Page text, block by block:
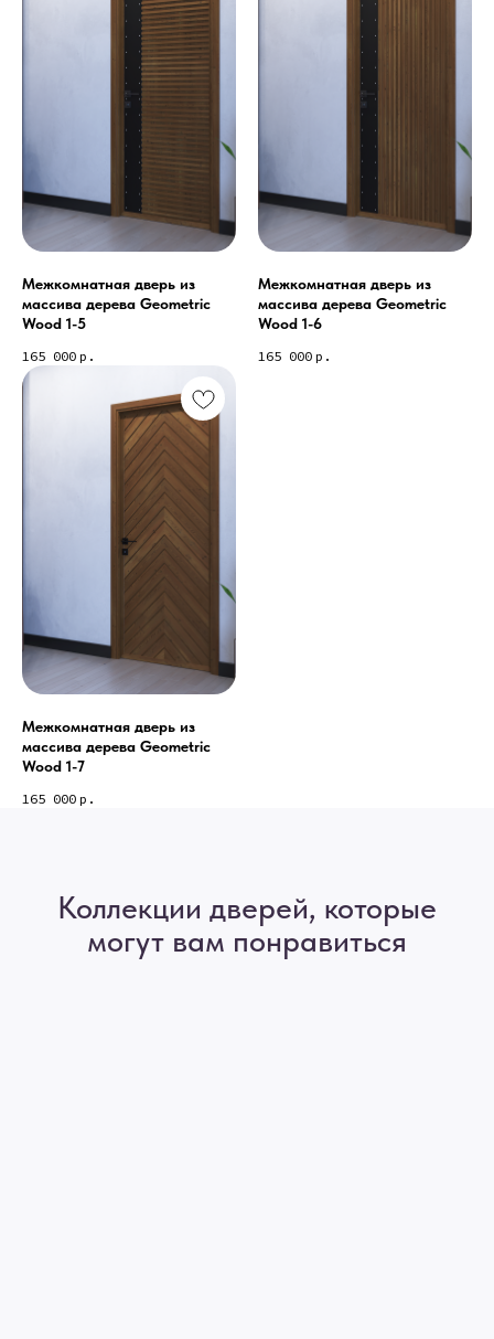
Межкомнатная дверь из
массива дерева Geometric
Wood 1-5
165 000 р.
Межкомнатная дверь из
массива дерева Geometric
Wood 1-6
165 000 р.
Межкомнатная дверь из
массива дерева Geometric
Wood 1-7
165 000 р.